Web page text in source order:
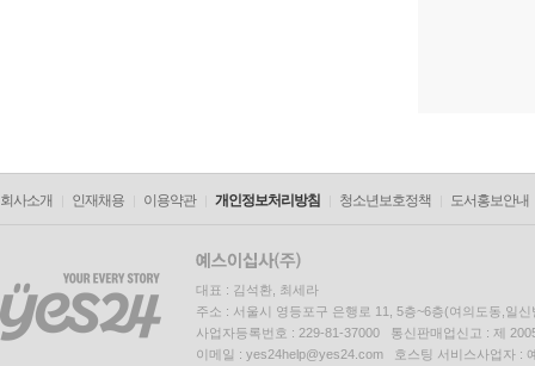
회사소개 인재채용 이용약관 개인정보처리방침 청소년보호정책 도서홍보안내
대표 : 김석환, 최세라
주소 : 서울시 영등포구 은행로 11, 5층~6층(여의도동,일신
사업자등록번호 : 229-81-37000 통신판매업신고 : 제
이메일 : yes24help@yes24.com 호스팅 서비스사업자 :